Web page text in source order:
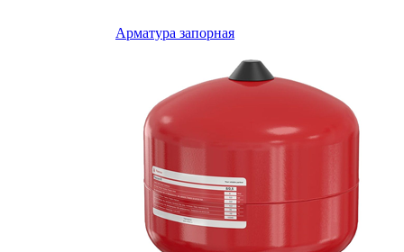
Арматура запорная